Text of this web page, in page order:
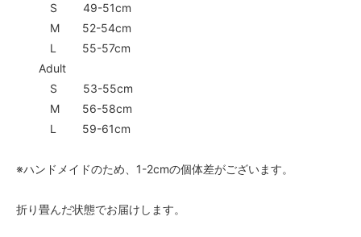
S 49-51cm
M 52-54cm
L 55-57cm
Adult
S 53-55cm
M 56-58cm
L 59-61cm
※ハンドメイドのため、1-2cmの個体差がございます。
折り畳んだ状態でお届けします。